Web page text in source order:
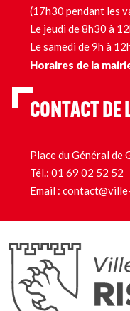
(17h30 pendant les
Le jeudi de 8h30 à
Le samedi de 9h à
Horaires de la
CONTACT DE
Place du Général de
Tél.: 01 69 02 52 52
Email :